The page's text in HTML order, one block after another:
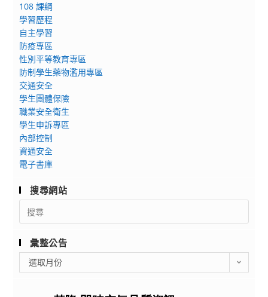
108 課綱
學習歷程
自主學習
防疫專區
性別平等教育專區
防制學生藥物濫用專區
交通安全
學生團體保險
職業安全衛生
學生申訴專區
內部控制
資通安全
電子書庫
搜尋網站
Search
for:
彙整公告
整
選取月份